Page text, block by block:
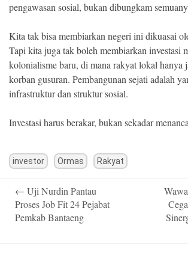
pengawasan sosial, bukan dibungkam
Kita tak bisa membiarkan negeri ini dikuasai
Tapi kita juga tak boleh membiarkan investasi
kolonialisme baru, di mana rakyat lokal hanya
korban gusuran. Pembangunan sejati adalah
infrastruktur dan struktur sosial.
Investasi harus berakar, bukan sekadar
investor Ormas Rakyat
navigation
← Uji Nurdin Pantau
Proses Job Fit 24 Pejabat
Pemkab Bantaeng